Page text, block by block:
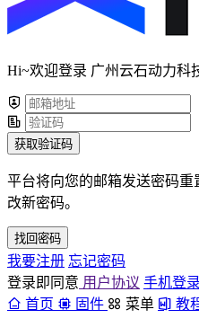
Hi~欢迎登录 广州云石动力科
获取验证码
平台将向您的邮箱发送密码
改新密码。
找回密码
我要注册 忘记密码
登录即同意 用户协议 手机登
首页
固件 菜单 教